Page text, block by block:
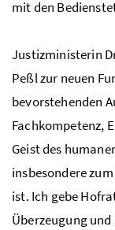
mit den
Justizministerin
Peßl zur neuen
bevorstehenden
Fachkompetenz,
Geist des
insbesondere
ist. Ich gebe
Überzeugung und